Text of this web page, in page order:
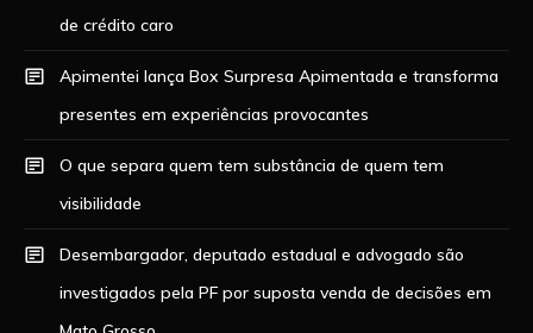
de crédito caro
Apimentei lança Box Surpresa Apimentada e transforma
presentes em experiências provocantes
O que separa quem tem substância de quem tem
visibilidade
Desembargador, deputado estadual e advogado são
investigados pela PF por suposta venda de decisões em